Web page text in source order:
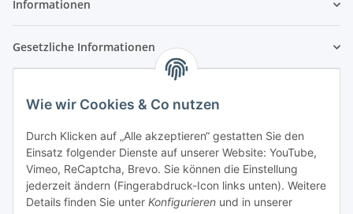
Wie wir Cookies & Co nutzen
Durch Klicken auf „Alle akzeptieren“ gestatten Sie den
Einsatz folgender Dienste auf unserer Website: YouTube,
Vimeo, ReCaptcha, Brevo. Sie können die Einstellung
jederzeit ändern (Fingerabdruck-Icon links unten). Weitere
Details finden Sie unter Konfigurieren und in unserer
Informationen
Gesetzliche Informationen